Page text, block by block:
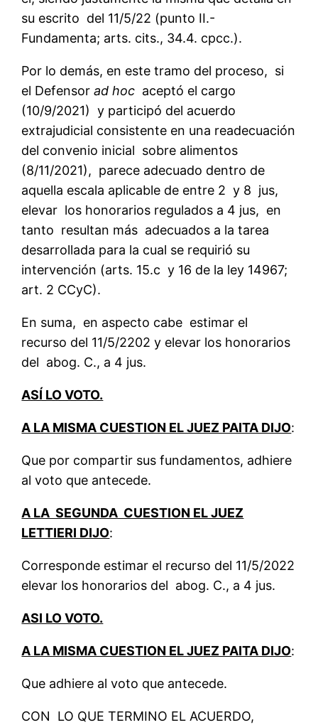
su escrito del 11/5/22 (punto II.-
Fundamenta; arts. cits., 34.4. cpcc.).
Por lo demás, en este tramo del proceso, si
el Defensorad hoc aceptó el cargo
(10/9/2021) y participó del acuerdo
extrajudicial consistente en una readecuación
del convenio inicial sobre alimentos
(8/11/2021), parece adecuado dentro de
aquella escala aplicable de entre 2 y 8 jus,
elevar los honorarios regulados a 4 jus, en
tanto resultan más adecuados a la tarea
desarrollada para la cual se requirió su
intervención (arts. 15.c y 16 de la ley 14967;
art. 2 CCyC).
En suma, en aspecto cabe estimar el
recurso del 11/5/2202 y elevar los honorarios
del abog. C., a 4 jus.
ASÍ LO VOTO.
A LA MISMA CUESTION EL JUEZ PAITA DIJO:
Que por compartir sus fundamentos, adhiere
al voto que antecede.
A LA SEGUNDA CUESTION EL JUEZ
LETTIERI DIJO:
Corresponde estimar el recurso del 11/5/2022
elevar los honorarios del abog. C., a 4 jus.
ASI LO VOTO.
A LA MISMA CUESTION EL JUEZ PAITA DIJO:
Que adhiere al voto que antecede.
CON LO QUE TERMINO EL ACUERDO,